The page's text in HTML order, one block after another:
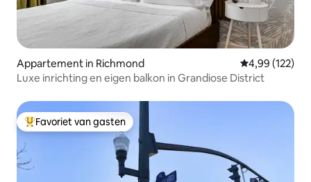
Appartement in Richmond Gemiddelde
4,99 (122)
Luxe inrichting en eigen balkon in Grandiose District
Topfavoriet van gasten
Favoriet van gasten